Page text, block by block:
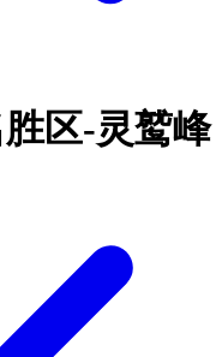
区-灵鹫峰